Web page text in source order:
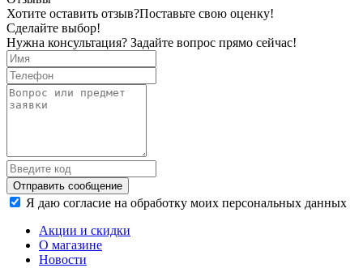
Хотите оставить отзыв?Поставьте свою оценку!
Сделайте выбор!
Нужна консультация? Задайте вопрос прямо сейчас!
Отправить сообщение
Я даю согласие на обработку моих персональных данных
Акции и скидки
О магазине
Новости